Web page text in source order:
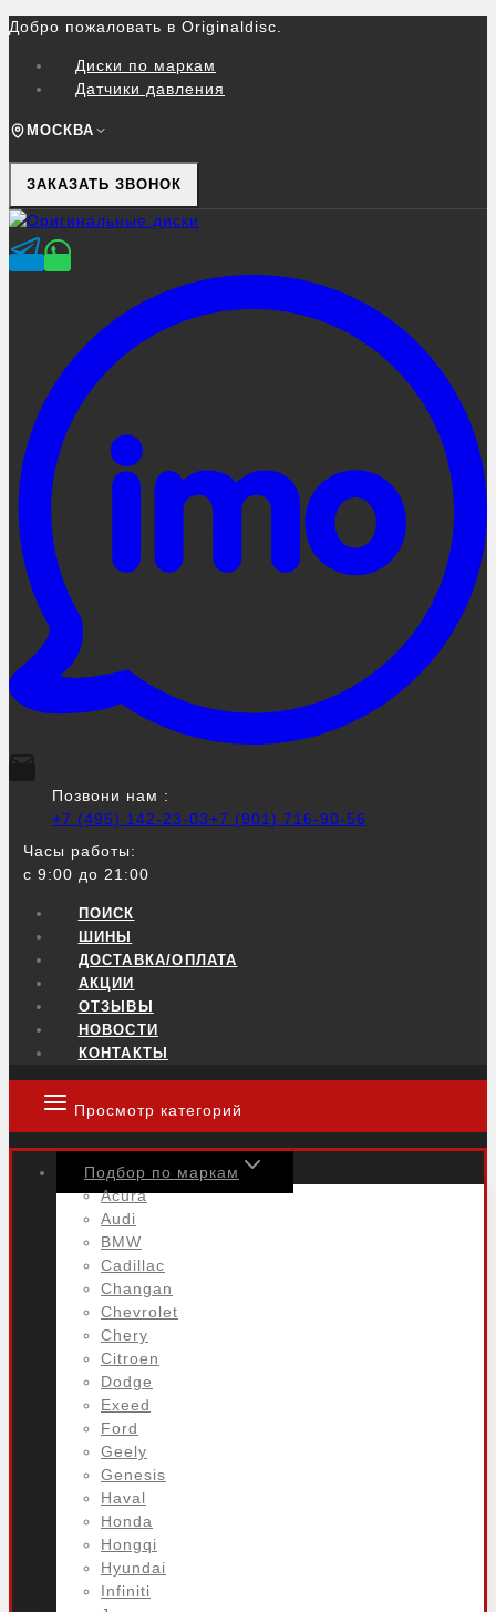
Перейти
контенту
Добро пожаловать в Originaldisc.
Диски по маркам
Датчики давления
МОСКВА
ЗАКАЗАТЬ ЗВОНОК
Позвони нам :
+7 (495) 142-23-03+7 (901) 716-90-56
Часы работы:
с 9:00 до 21:00
ПОИСК
ШИНЫ
ДОСТАВКА/ОПЛАТА
АКЦИИ
ОТЗЫВЫ
НОВОСТИ
КОНТАКТЫ
Просмотр категорий
Подбор по маркам
Acura
Audi
BMW
Cadillac
Changan
Chevrolet
Chery
Citroen
Dodge
Exeed
Ford
Geely
Genesis
Haval
Honda
Hongqi
Hyundai
Infiniti